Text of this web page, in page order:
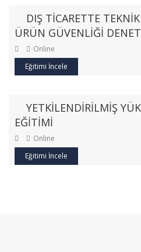
DIŞ TİCARETTE
ÜRÜN GÜVENLİĞİ
Online
Eğitimi İncele
YETKİLENDİRİLMİŞ
EĞİTİMİ
Online
Eğitimi İncele